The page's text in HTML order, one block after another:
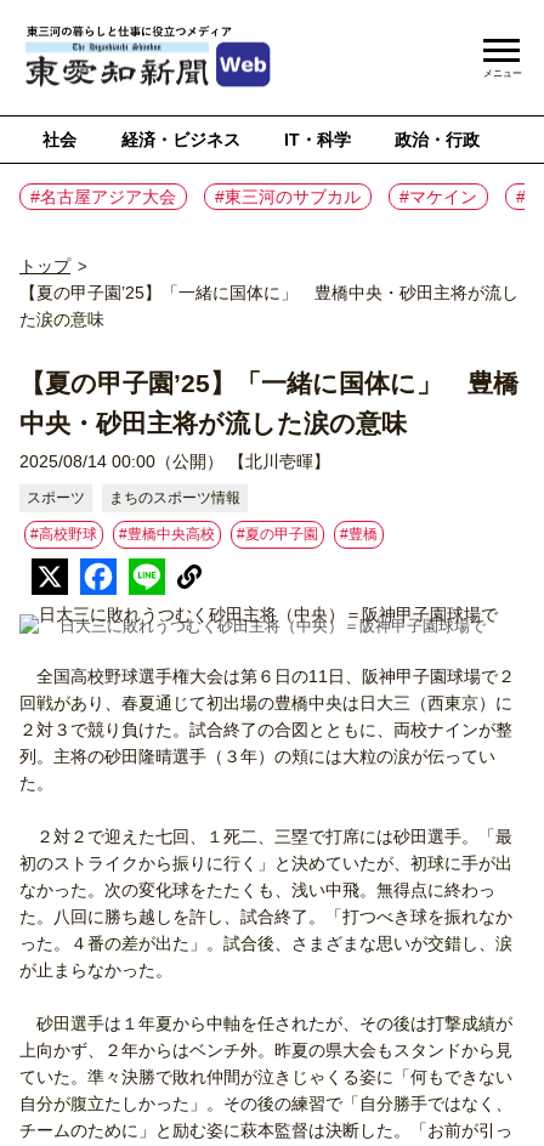
社会 経済・ビジネス IT・科学 政治・行政
#名古屋アジア大会 #東三河のサブカル #マケイン #
メニュー
トップ >
【夏の甲子園’25】「一緒に国体に」 豊橋中央・砂田主将が流し
た涙の意味
【夏の甲子園’25】「一緒に国体に」 豊橋
中央・砂田主将が流した涙の意味
2025/08/14 00:00（公開） 【北川壱暉】
スポーツ まちのスポーツ情報
#高校野球 #豊橋中央高校 #夏の甲子園 #豊橋
日大三に敗れうつむく砂田主将（中央）＝阪神甲子園球場で
全国高校野球選手権大会は第６日の11日、阪神甲子園球場で２
回戦があり、春夏通じて初出場の豊橋中央は日大三（西東京）に
２対３で競り負けた。試合終了の合図とともに、両校ナインが整
列。主将の砂田隆晴選手（３年）の頬には大粒の涙が伝ってい
た。
２対２で迎えた七回、１死二、三塁で打席には砂田選手。「最
初のストライクから振りに行く」と決めていたが、初球に手が出
なかった。次の変化球をたたくも、浅い中飛。無得点に終わっ
た。八回に勝ち越しを許し、試合終了。「打つべき球を振れなか
った。４番の差が出た」。試合後、さまざまな思いが交錯し、涙
が止まらなかった。
砂田選手は１年夏から中軸を任されたが、その後は打撃成績が
上向かず、２年からはベンチ外。昨夏の県大会もスタンドから見
ていた。準々決勝で敗れ仲間が泣きじゃくる姿に「何もできない
自分が腹立たしかった」。その後の練習で「自分勝手ではなく、
チームのために」と励む姿に萩本監督は決断した。「お前が引っ